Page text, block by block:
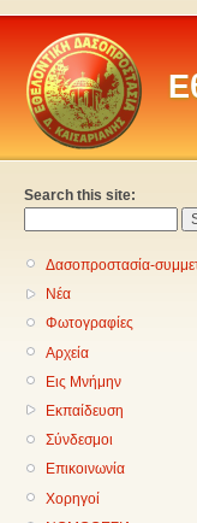
Search this site:
Δασοπροστασία-
Νέα
Φωτογραφίες
Αρχεία
Εις Μνήμην
Εκπαίδευση
Σύνδεσμοι
Επικοινωνία
Χορηγοί